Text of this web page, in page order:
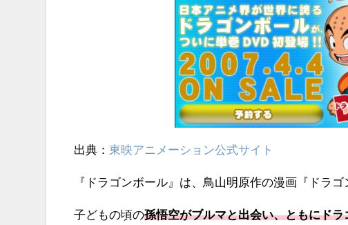
出典：東映アニメーション公式サイト
『ドラゴンボール』は、鳥山明原作の漫画『ドラ
子どもの頃の孫悟空がブルマと出会い、ともにド